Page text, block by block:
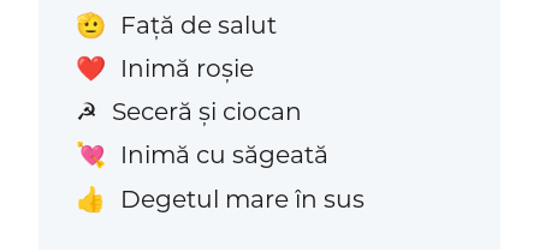
🫡 Față de salut
❤️ Inimă roșie
☭ Seceră și ciocan
💘 Inimă cu săgeată
👍 Degetul mare în sus